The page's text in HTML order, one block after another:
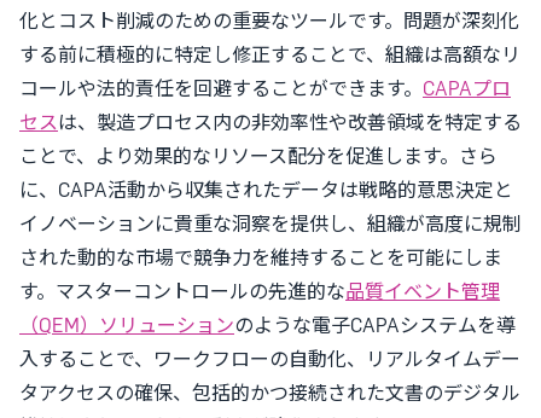
化とコスト削減のための重要なツールです。問題が深刻化
する前に積極的に特定し修正することで、組織は高額なリ
コールや法的責任を回避することができます。 CAPAプロ
セスは、製造プロセス内の非効率性や改善領域を特定する
ことで、より効果的なリソース配分を促進します。さら
に、CAPA活動から収集されたデータは戦略的意思決定と
イノベーションに貴重な洞察を提供し、組織が高度に規制
された動的な市場で競争力を維持することを可能にしま
す。マスターコントロールの先進的な品質イベント管理
（QEM）ソリューションのような電子CAPAシステムを導
入することで、ワークフローの自動化、リアルタイムデー
タアクセスの確保、包括的かつ接続された文書のデジタル